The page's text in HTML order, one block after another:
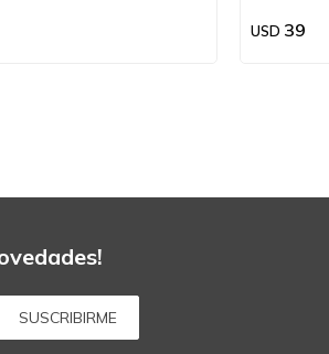
USD 39
SUSCRIBIRME